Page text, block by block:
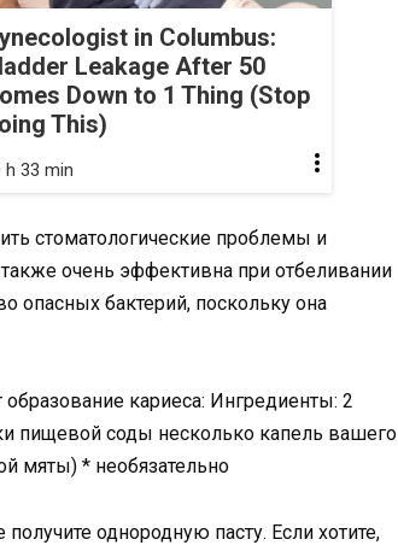
in Columbus:
Leakage After 50
Down to 1 Thing (Stop
This)
h 33 min
стоматологические проблемы и
очень эффективна при отбеливании
опасных бактерий, поскольку она
кариеса: Ингредиенты: 2
пищевой соды несколько капель вашего
мяты) * необязательно
однородную пасту. Если хотите,